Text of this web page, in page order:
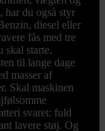
har du også styr
diesel eller
fås med tre
skal starte.
til lange dage
masser af
Skal maskinen
svaret: fuld
lavere støj. Og